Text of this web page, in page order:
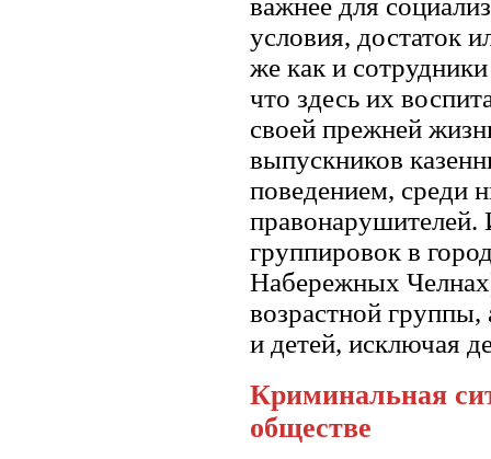
условия, достаток
же как и
что здесь их
своей прежней
выпускников
поведением, среди
группировок в
Набережных
возрастной группы,
и детей, исключая
Криминальная
обществе